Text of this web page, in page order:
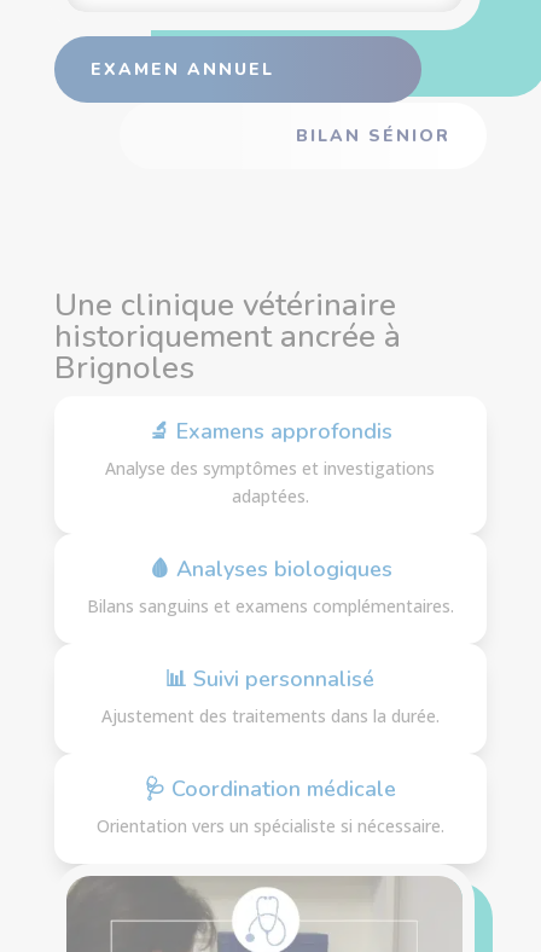
EXAMEN ANNUEL
BILAN SÉNIOR
Une clinique vétérinaire
historiquement ancrée à
Brignoles
🔬 Examens approfondis
Analyse des symptômes et investigations
adaptées.
🩸 Analyses biologiques
Bilans sanguins et examens complémentaires.
📊 Suivi personnalisé
Ajustement des traitements dans la durée.
🩺 Coordination médicale
Orientation vers un spécialiste si nécessaire.